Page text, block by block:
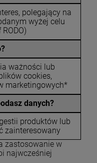
polegający na
wyżej celu
ważności lub
cookies,
marketingowych*
danych?
produktów lub
zainteresowany
zastosowanie w
najwcześniej